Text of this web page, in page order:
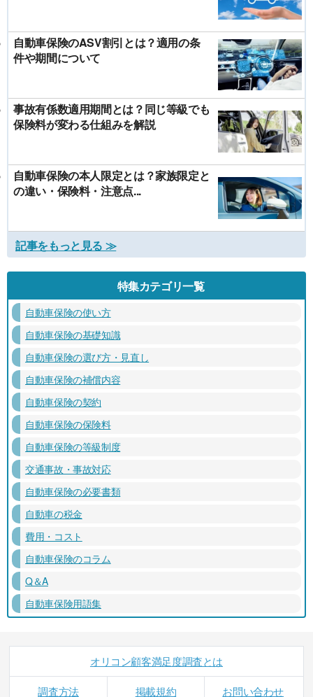
自動車保険のASV割引とは？適用の条
件や期間について
事故有係数適用期間とは？同じ等級でも
保険料が変わる仕組みを解説
自動車保険の本人限定とは？家族限定と
の違い・保険料・注意点...
記事をもっと見る ≫
特集カテゴリ一覧
自動車保険の使い方
自動車保険の基礎知識
自動車保険の選び方・見直し
自動車保険の補償内容
自動車保険の契約
自動車保険の保険料
自動車保険の等級制度
交通事故・事故対応
自動車保険の必要書類
自動車の税金
費用・コスト
自動車保険のコラム
Q＆A
自動車保険用語集
オリコン顧客満足度調査とは
調査方法 掲載規約 お問い合わせ